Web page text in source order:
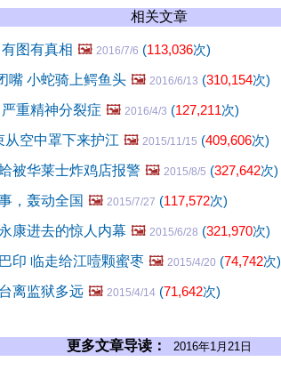
相关文章
图有真相 🖼️ 2016/7/6 (113,036次)
嘴 小蛇骑上鳄鱼头 🖼️ 2016/6/13 (310,154次)
重精神分裂症 🖼️ 2016/4/3 (127,211次)
从空中罩下来护江 🖼️ 2015/11/15 (409,606次)
被华莱士炸鸡店报警 🖼️ 2015/8/5 (327,642次)
，轰动全国 🖼️ 2015/7/27 (117,572次)
康进去的惊人内幕 🖼️ 2015/6/28 (321,970次)
印 临走给江噎颗蜜枣 🖼️ 2015/4/20 (74,742次)
离监狱多远 🖼️ 2015/4/14 (71,642次)
更多文章导读： 2016年1月21日